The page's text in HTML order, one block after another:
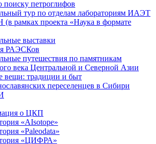
поиску петроглифов
тур по отделам лабораториям ИАЭТ
рамках проекта «Наука в формате
выставки
РАЭСКов
путешествия по памятникам
века Центральной и Северной Азии
вещи: традиции и быт
переселенцев в Сибири
о ЦКП
«AIsotope»
«Paleodata»
«ЦИФРА»